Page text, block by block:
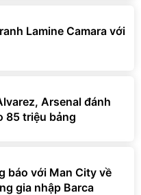
Lamine Camara với
Arsenal đánh
85 triệu bảng
báo với Man City về
gia nhập Barca